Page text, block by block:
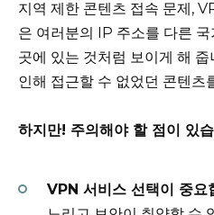
지역 제한 콘텐츠 접속 문제,
은 여러분의 IP 주소를 다른
곳에 있는 것처럼 보이게 해
인해 접근할 수 없었던 콘텐츠
하지만! 주의해야 할 점이 있
VPN 서비스 선택이 중요